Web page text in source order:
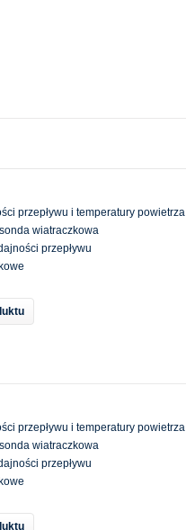
przepływu i temperatury powietrza
wiatraczkowa
przepływu
przepływu i temperatury powietrza
wiatraczkowa
przepływu